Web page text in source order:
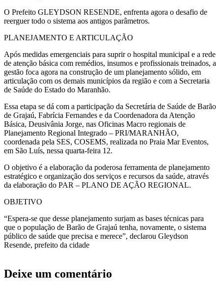
O Prefeito GLEYDSON RESENDE, enfrenta agora o desafio de
reerguer todo o sistema aos antigos parâmetros.
PLANEJAMENTO E ARTICULAÇÃO
Após medidas emergenciais para suprir o hospital municipal e a rede
de atenção básica com remédios, insumos e profissionais treinados, a
gestão foca agora na construção de um planejamento sólido, em
articulação com os demais municípios da região e com a Secretaria
de Saúde do Estado do Maranhão.
Essa etapa se dá com a participação da Secretária de Saúde de Barão
de Grajaú, Fabrícia Fernandes e da Coordenadora da Atenção
Básica, Deusivânia Jorge, nas Oficinas Macro regionais de
Planejamento Regional Integrado – PRI/MARANHÃO,
coordenada pela SES, COSEMS, realizada no Praia Mar Eventos,
em São Luís, nessa quarta-feira 12.
O objetivo é a elaboração da poderosa ferramenta de planejamento
estratégico e organização dos serviços e recursos da saúde, através
da elaboração do PAR – PLANO DE AÇÃO REGIONAL.
OBJETIVO
“Espera-se que desse planejamento surjam as bases técnicas para
que o população de Barão de Grajaú tenha, novamente, o sistema
público de saúde que precisa e merece”, declarou Gleydson
Resende, prefeito da cidade
Deixe um comentário